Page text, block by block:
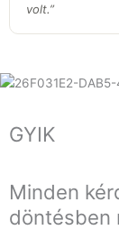
volt.”
GYIK
Minden
döntésben